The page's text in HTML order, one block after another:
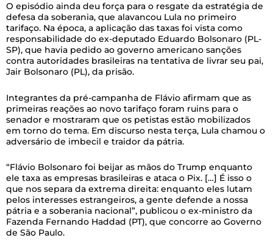
O episódio ainda deu força para o resgate da estratégia de
defesa da soberania, que alavancou Lula no primeiro
tarifaço. Na época, a aplicação das taxas foi vista como
responsabilidade do ex-deputado Eduardo Bolsonaro (PL-
SP), que havia pedido ao governo americano sanções
contra autoridades brasileiras na tentativa de livrar seu pai,
Jair Bolsonaro (PL), da prisão.
Integrantes da pré-campanha de Flávio afirmam que as
primeiras reações ao novo tarifaço foram ruins para o
senador e mostraram que os petistas estão mobilizados
em torno do tema. Em discurso nesta terça, Lula chamou o
adversário de imbecil e traidor da pátria.
“Flávio Bolsonaro foi beijar as mãos do Trump enquanto
ele taxa as empresas brasileiras e ataca o Pix. […] É isso o
que nos separa da extrema direita: enquanto eles lutam
pelos interesses estrangeiros, a gente defende a nossa
pátria e a soberania nacional”, publicou o ex-ministro da
Fazenda Fernando Haddad (PT), que concorre ao Governo
de São Paulo.